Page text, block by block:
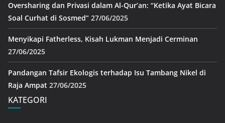
Oversharing dan Privasi dalam Al-Qur’an: “Ketika Ayat Bicara
Soal Curhat di Sosmed” 27/06/2025
Menyikapi Fatherless, Kisah Lukman Menjadi Cerminan
27/06/2025
Pandangan Tafsir Ekologis terhadap Isu Tambang Nikel di
Raja Ampat 27/06/2025
KATEGORI